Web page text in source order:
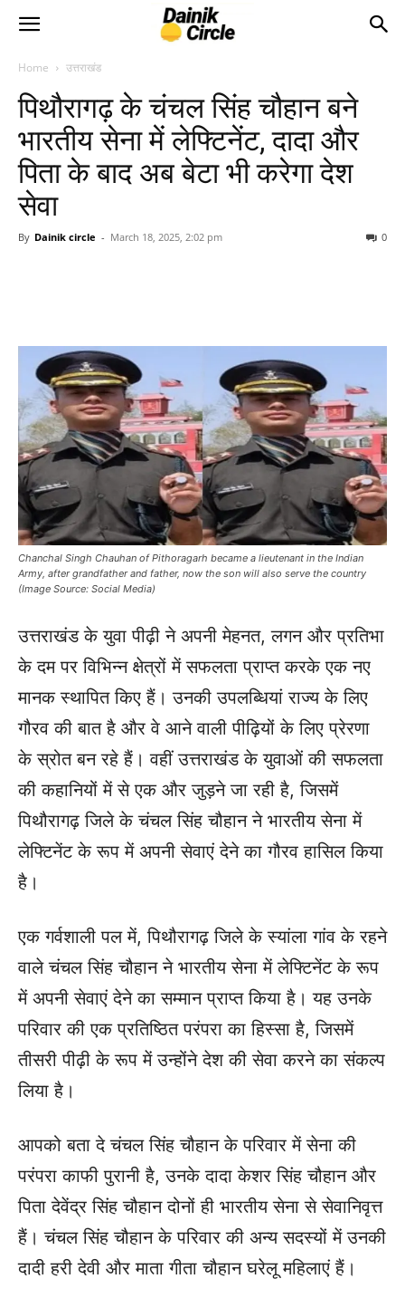
Home उत्तराखंड
पिथौरागढ़ के चंचल सिंह चौहान बने
भारतीय सेना में लेफ्टिनेंट, दादा और
पिता के बाद अब बेटा भी करेगा देश
सेवा
By Dainik circle - March 18, 2025, 2:02 pm 0
Chanchal Singh Chauhan of Pithoragarh became a lieutenant in the Indian
Army, after grandfather and father, now the son will also serve the country
(Image Source: Social Media)
उत्तराखंड के युवा पीढ़ी ने अपनी मेहनत, लगन और प्रतिभा
के दम पर विभिन्न क्षेत्रों में सफलता प्राप्त करके एक नए
मानक स्थापित किए हैं। उनकी उपलब्धियां राज्य के लिए
गौरव की बात है और वे आने वाली पीढ़ियों के लिए प्रेरणा
के स्रोत बन रहे हैं। वहीं उत्तराखंड के युवाओं की सफलता
की कहानियों में से एक और जुड़ने जा रही है, जिसमें
पिथौरागढ़ जिले के चंचल सिंह चौहान ने भारतीय सेना में
लेफ्टिनेंट के रूप में अपनी सेवाएं देने का गौरव हासिल किया
है।
एक गर्वशाली पल में, पिथौरागढ़ जिले के स्यांला गांव के रहने
वाले चंचल सिंह चौहान ने भारतीय सेना में लेफ्टिनेंट के रूप
में अपनी सेवाएं देने का सम्मान प्राप्त किया है।यह उनके
परिवार की एक प्रतिष्ठित परंपरा का हिस्सा है, जिसमें
तीसरी पीढ़ी के रूप में उन्होंने देश की सेवा करने का संकल्प
लिया है।
आपको बता दे चंचल सिंह चौहान के परिवार में सेना की
परंपरा काफी पुरानी है, उनके दादा केशर सिंह चौहान और
पिता देवेंद्र सिंह चौहान दोनों ही भारतीय सेना से सेवानिवृत्त
हैं। चंचल सिंह चौहान के परिवार की अन्य सदस्यों में उनकी
दादी हरी देवी और माता गीता चौहान घरेलू महिलाएं हैं।